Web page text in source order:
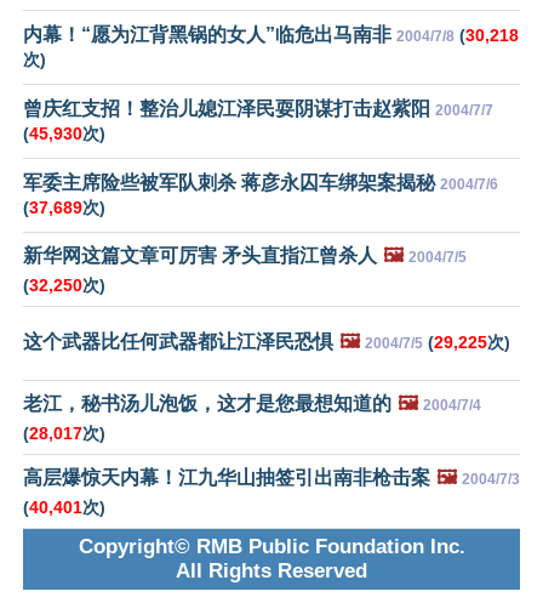
内幕！“愿为江背黑锅的女人”临危出马南非 2004/7/8 (30,218
次)
曾庆红支招！整治儿媳江泽民耍阴谋打击赵紫阳 2004/7/7
(45,930次)
军委主席险些被军队刺杀 蒋彦永囚车绑架案揭秘 2004/7/6
(37,689次)
新华网这篇文章可厉害 矛头直指江曾杀人 🖼️ 2004/7/5
(32,250次)
这个武器比任何武器都让江泽民恐惧 🖼️ 2004/7/5 (29,225次)
老江，秘书汤儿泡饭，这才是您最想知道的 🖼️ 2004/7/4
(28,017次)
高层爆惊天内幕！江九华山抽签引出南非枪击案 🖼️ 2004/7/3
(40,401次)
Copyright© RMB Public Foundation Inc.
All Rights Reserved